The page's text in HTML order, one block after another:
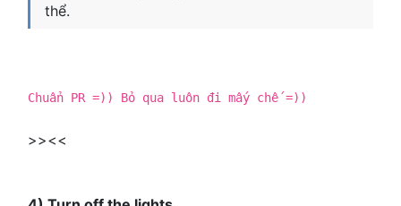
thể.
Chuẩn PR =)) Bỏ qua luôn đi mấy chế =))
>><<